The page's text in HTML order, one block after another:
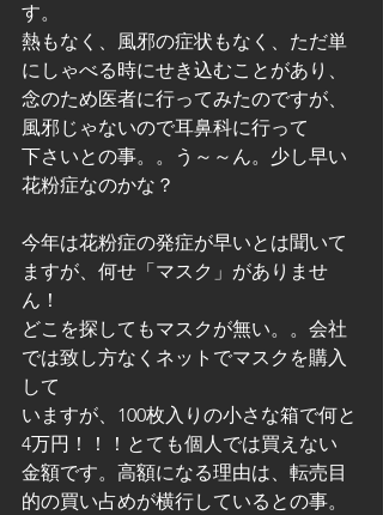
す。
熱もなく、風邪の症状もなく、ただ単
にしゃべる時にせき込むことがあり、
念のため医者に行ってみたのですが、
風邪じゃないので耳鼻科に行って
下さいとの事。。う～～ん。少し早い
花粉症なのかな？
今年は花粉症の発症が早いとは聞いて
ますが、何せ「マスク」がありませ
ん！
どこを探してもマスクが無い。。会社
では致し方なくネットでマスクを購入
して
いますが、100枚入りの小さな箱で何と
4万円！！！とても個人では買えない
金額です。高額になる理由は、転売目
的の買い占めが横行しているとの事。